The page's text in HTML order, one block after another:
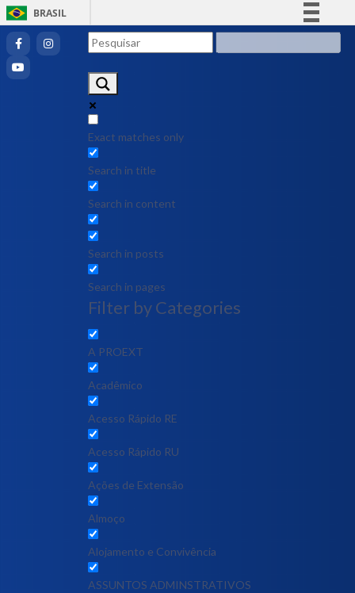
BRASIL
Exact matches only
Search in title
Search in content
Search in posts
Search in pages
Filter by Categories
A PROEXT
Acadêmico
Acesso Rápido RE
Acesso Rápido RU
Ações de Extensão
Almoço
Alojamento e Convivência
ASSUNTOS ADMINSTRATIVOS